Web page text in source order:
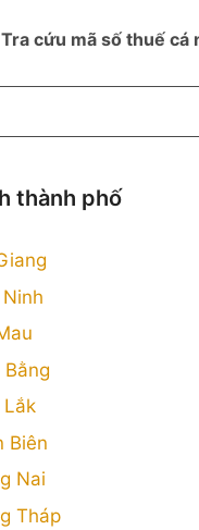
Tra cứu mã số thuế cá
thành phố
Bằng
Biên
Nai
Tháp